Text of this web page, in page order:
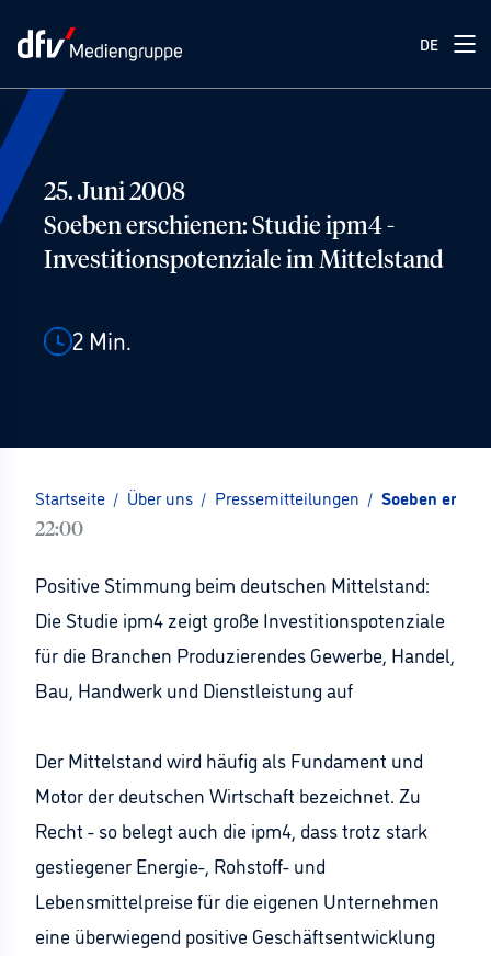
DE
25. Juni 2008
Soeben erschienen: Studie ipm4 -
Investitionspotenziale im Mittelstand
2 Min.
Startseite / Über uns / Pressemitteilungen / Soeben
22:00
Positive Stimmung beim deutschen Mittelstand:
Die Studie ipm4 zeigt große Investitionspotenziale
für die Branchen Produzierendes Gewerbe, Handel,
Bau, Handwerk und Dienstleistung auf
Der Mittelstand wird häufig als Fundament und
Motor der deutschen Wirtschaft bezeichnet. Zu
Recht - so belegt auch die ipm4, dass trotz stark
gestiegener Energie-, Rohstoff- und
Lebensmittelpreise für die eigenen Unternehmen
eine überwiegend positive Geschäftsentwicklung